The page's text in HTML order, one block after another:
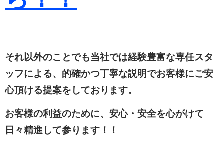
それ以外のことでも当社では経験豊富な専任スタ
ッフによる、的確かつ丁寧な説明でお客様にご安
心頂ける提案をしております。
お客様の利益のために、安心・安全を心がけて
日々精進して参ります！！